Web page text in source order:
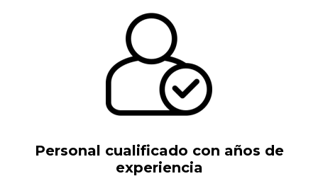
Personal cualificado con años de
experiencia